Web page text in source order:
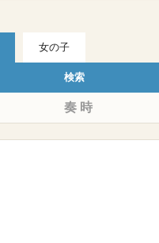
女の子
検索
奏 時